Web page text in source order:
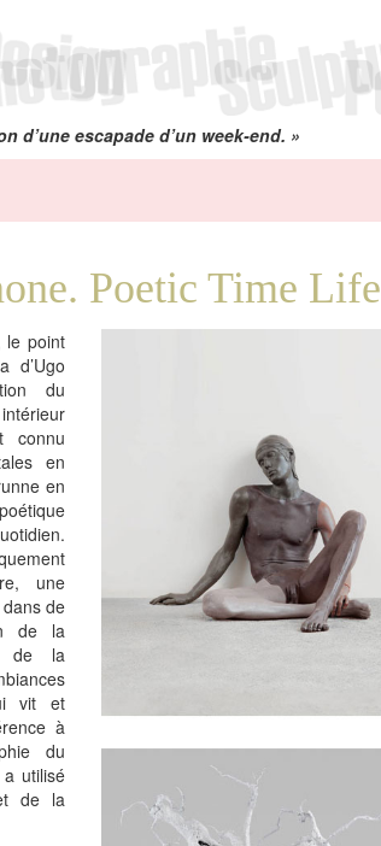
d’une escapade d’un week-end. »
Poetic Time Life
le point
d’Ugo
du
connu
en
en
une
de
de la
de la
vit et
à
du
utilisé
de la